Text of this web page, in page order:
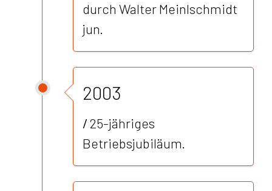
durch Walter Meinlschmidt
jun.
2003
/25-jähriges
Betriebsjubiläum.